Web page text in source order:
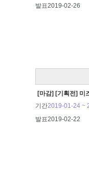
발표2019-02-26
[마감] [기획전] 미
기간2019-01-24 ~
발표2019-02-22